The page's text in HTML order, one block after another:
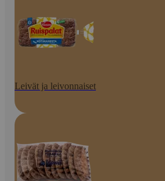
Leivät ja leivonnaiset